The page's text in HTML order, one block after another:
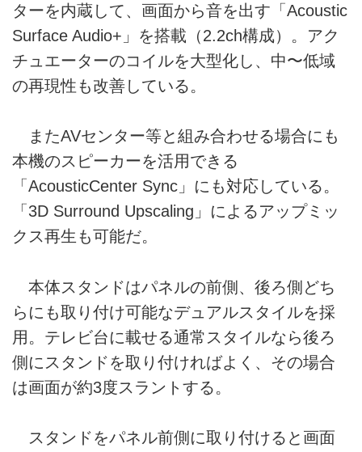
ターを内蔵して、画面から音を出す「Acoustic
Surface Audio+」を搭載（2.2ch構成）。アク
チュエーターのコイルを大型化し、中〜低域
の再現性も改善している。
またAVセンター等と組み合わせる場合にも
本機のスピーカーを活用できる
「AcousticCenter Sync」にも対応している。
「3D Surround Upscaling」によるアップミッ
クス再生も可能だ。
本体スタンドはパネルの前側、後ろ側どち
らにも取り付け可能なデュアルスタイルを採
用。テレビ台に載せる通常スタイルなら後ろ
側にスタンドを取り付ければよく、その場合
は画面が約3度スラントする。
スタンドをパネル前側に取り付けると画面